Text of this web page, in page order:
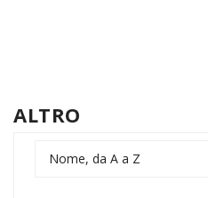
ALTRO
Nome, da A a Z